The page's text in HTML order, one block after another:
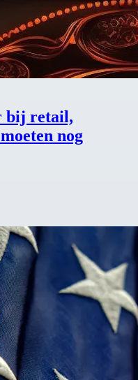
bij retail,
nog